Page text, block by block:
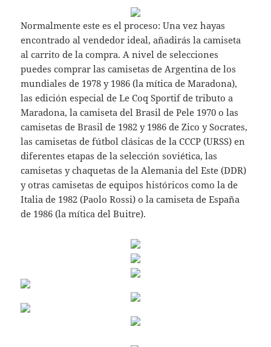
Normalmente este es el proceso: Una vez hayas
encontrado al vendedor ideal, añadirás la camiseta
al carrito de la compra. A nivel de selecciones
puedes comprar las camisetas de Argentina de los
mundiales de 1978 y 1986 (la mítica de Maradona),
las edición especial de Le Coq Sportif de tributo a
Maradona, la camiseta del Brasil de Pele 1970 o las
camisetas de Brasil de 1982 y 1986 de Zico y Socrates,
las camisetas de fútbol clásicas de la CCCP (URSS) en
diferentes etapas de la selección soviética, las
camisetas y chaquetas de la Alemania del Este (DDR)
y otras camisetas de equipos históricos como la de
Italia de 1982 (Paolo Rossi) o la camiseta de España
de 1986 (la mítica del Buitre).